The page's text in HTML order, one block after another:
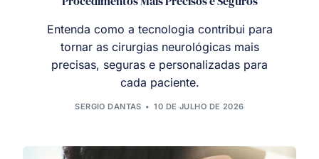
Entenda como a tecnologia contribui para
tornar as cirurgias neurológicas mais
precisas, seguras e personalizadas para
cada paciente.
SERGIO DANTAS 10 DE JULHO DE 2026